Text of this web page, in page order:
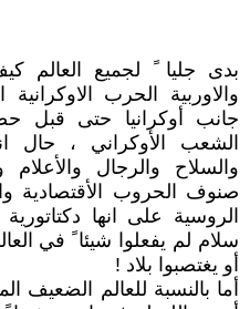
بدى جليا ً لجميع العالم
والاوربية الحرب
جانب أوكرانيا حتى قبل
الشعب الأوكراني ، حال
والسلاح والرجال
صنوف الحروب الأقتصادية
الروسية على انها
سلام لم يفعلوا شيئا ً في
أو يغتصبوا بلاد !
أما بالنسبة للعالم الضعيف